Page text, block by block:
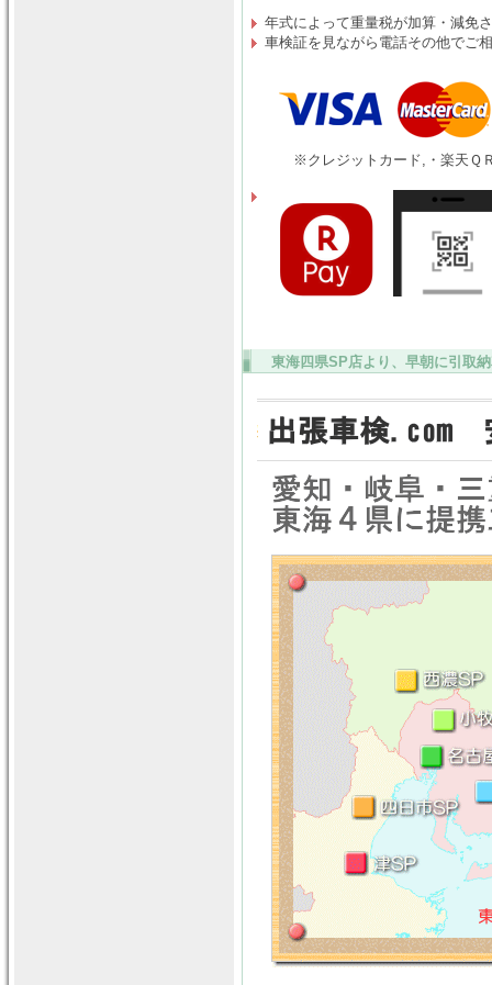
年式によって重量税が加算・減免
車検証を見ながら電話その他でご
※クレジットカード,・楽天Ｑ
東海四県SP店より、早朝に引取